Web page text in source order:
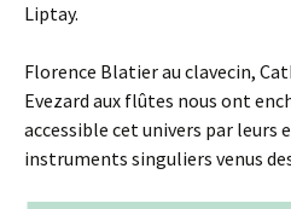
Liptay.
Florence Blatier au clavecin,
Evezard aux flûtes nous ont
accessible cet univers par leurs
instruments singuliers venus